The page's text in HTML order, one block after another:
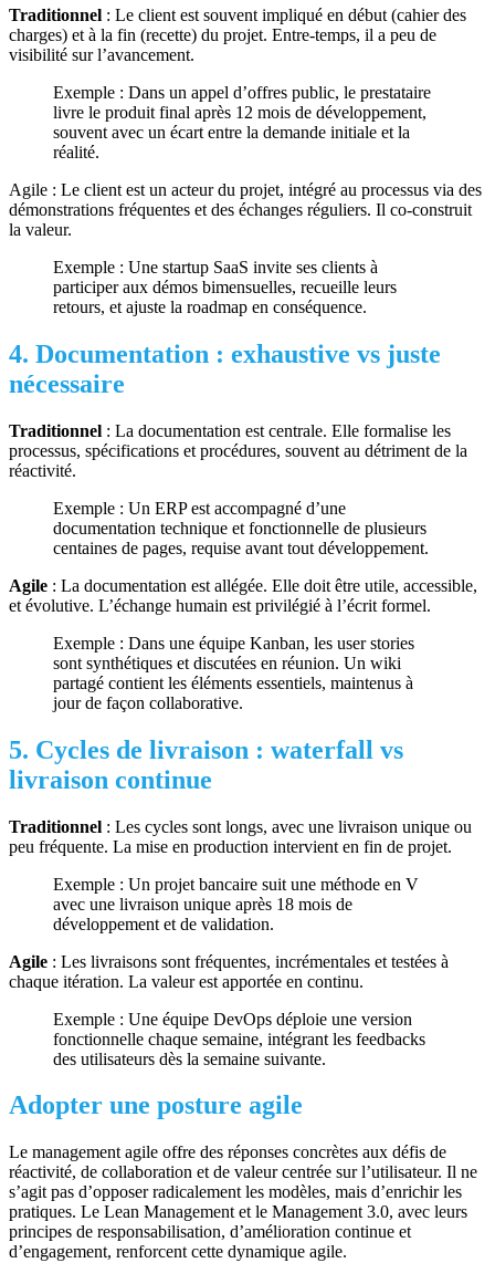
Traditionnel : Le client est souvent impliqué en début (cahier des
charges) et à la fin (recette) du projet. Entre-temps, il a peu de
visibilité sur l’avancement.
Exemple : Dans un appel d’offres public, le prestataire
livre le produit final après 12 mois de développement,
souvent avec un écart entre la demande initiale et la
réalité.
Agile : Le client est un acteur du projet, intégré au processus via des
démonstrations fréquentes et des échanges réguliers. Il co-construit
la valeur.
Exemple : Une startup SaaS invite ses clients à
participer aux démos bimensuelles, recueille leurs
retours, et ajuste la roadmap en conséquence.
4. Documentation : exhaustive vs juste
nécessaire
Traditionnel : La documentation est centrale. Elle formalise les
processus, spécifications et procédures, souvent au détriment de la
réactivité.
Exemple : Un ERP est accompagné d’une
documentation technique et fonctionnelle de plusieurs
centaines de pages, requise avant tout développement.
Agile : La documentation est allégée. Elle doit être utile, accessible,
et évolutive. L’échange humain est privilégié à l’écrit formel.
Exemple : Dans une équipe Kanban, les user stories
sont synthétiques et discutées en réunion. Un wiki
partagé contient les éléments essentiels, maintenus à
jour de façon collaborative.
5. Cycles de livraison : waterfall vs
livraison continue
Traditionnel : Les cycles sont longs, avec une livraison unique ou
peu fréquente. La mise en production intervient en fin de projet.
Exemple : Un projet bancaire suit une méthode en V
avec une livraison unique après 18 mois de
développement et de validation.
Agile : Les livraisons sont fréquentes, incrémentales et testées à
chaque itération. La valeur est apportée en continu.
Exemple : Une équipe DevOps déploie une version
fonctionnelle chaque semaine, intégrant les feedbacks
des utilisateurs dès la semaine suivante.
Adopter une posture agile
Le management agile offre des réponses concrètes aux défis de
réactivité, de collaboration et de valeur centrée sur l’utilisateur. Il ne
s’agit pas d’opposer radicalement les modèles, mais d’enrichir les
pratiques. Le Lean Management et le Management 3.0, avec leurs
principes de responsabilisation, d’amélioration continue et
d’engagement, renforcent cette dynamique agile.